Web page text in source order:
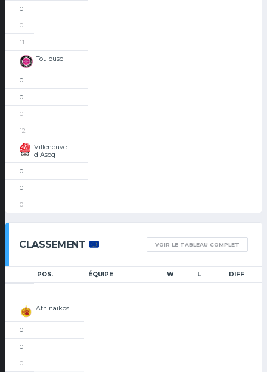
0
0
11
Toulouse
0
0
0
12
Villeneuve
d'Ascq
0
0
0
CLASSEMENT VOIR LE TABLEAU COMPLET
POS. ÉQUIPE W L DIFF
1
Athinaikos
0
0
0